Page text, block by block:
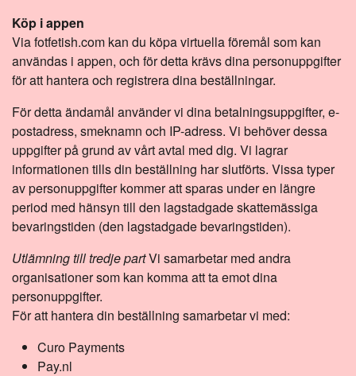
Köp i appen
Via fotfetish.com kan du köpa virtuella föremål som kan
användas i appen, och för detta krävs dina personuppgifter
för att hantera och registrera dina beställningar.
För detta ändamål använder vi dina betalningsuppgifter, e-
postadress, smeknamn och IP-adress. Vi behöver dessa
uppgifter på grund av vårt avtal med dig. Vi lagrar
informationen tills din beställning har slutförts. Vissa typer
av personuppgifter kommer att sparas under en längre
period med hänsyn till den lagstadgade skattemässiga
bevaringstiden (den lagstadgade bevaringstiden).
Utlämning till tredje partVi samarbetar med andra
organisationer som kan komma att ta emot dina
personuppgifter.
För att hantera din beställning samarbetar vi med:
Curo Payments
Pay.nl